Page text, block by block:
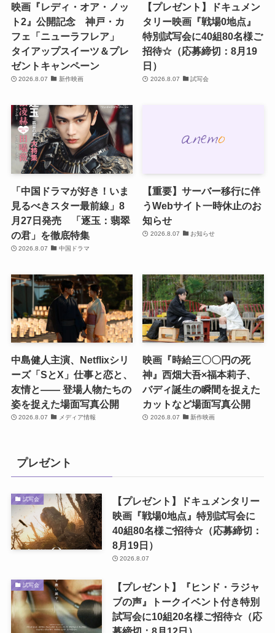
映画『レディ・オア・ノッ
ト2』公開記念 神戸・カ
フェ「ニューラフレア」
タイアップスイーツ＆プレ
ゼントキャンペーン
2026.8.07 新作映画
【プレゼント】ドキュメン
タリー映画『戦場0地点』
特別試写会に40組80名様ご
招待☆（応募締切：8月19
日）
2026.8.07 試写会
「中国ドラマが好き！いま
見るべきスター最前線」8
月27日発売 「逐玉：翡翠
の君」を徹底特集
2026.8.07 中国ドラマ
【重要】サーバー移行に伴
うWebサイト一時休止のお
知らせ
2026.8.07 お知らせ
中島健人主演、Netflixシリ
ーズ「SとX」仕事と恋と、
友情と―― 登場人物たちの
姿を捉えた場面写真公開
2026.8.07 メディア情報
映画『時給三〇〇円の死
神』西畑大吾×福本莉子、
バディ誕生の瞬間を捉えた
カットなど場面写真公開
2026.8.07 新作映画
プレゼント
試写会
【プレゼント】ドキュメンタリー
映画『戦場0地点』特別試写会に
40組80名様ご招待☆（応募締切：
8月19日）
2026.8.07
試写会
【プレゼント】『ヒンド・ラジャ
ブの声』トークイベント付き特別
試写会に10組20名様ご招待☆（応